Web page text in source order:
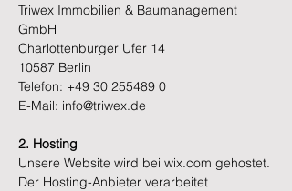
Triwex Immobilien & Baumanagement
GmbH
Charlottenburger Ufer 14
10587 Berlin
Telefon: +49 30 255489 0
E-Mail: info@triwex.de
2. Hosting
Unsere Website wird bei wix.com gehostet.
Der Hosting-Anbieter verarbeitet